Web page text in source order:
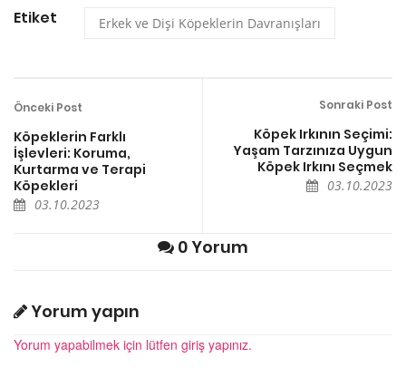
Etiket Erkek ve Dişi Köpeklerin Davranışları
Önceki Post
Köpeklerin Farklı
İşlevleri: Koruma,
Kurtarma ve Terapi
Köpekleri
03.10.2023
Sonraki Post
Köpek Irkının Seçimi:
Yaşam Tarzınıza Uygun
Köpek Irkını Seçmek
03.10.2023
0 Yorum
Yorum yapın
Yorum yapabilmek için lütfen giriş yapınız.